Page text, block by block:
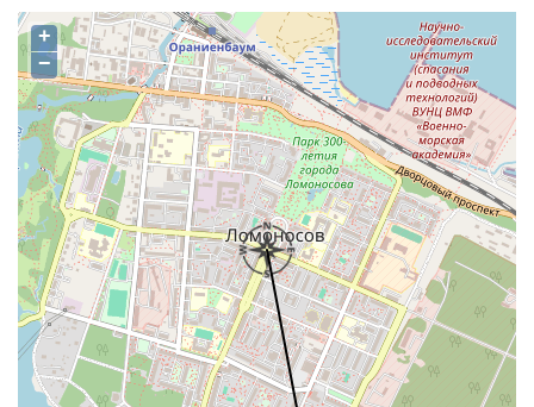
+
−